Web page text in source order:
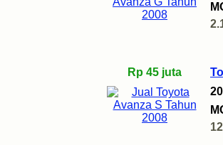
Rp 45 juta